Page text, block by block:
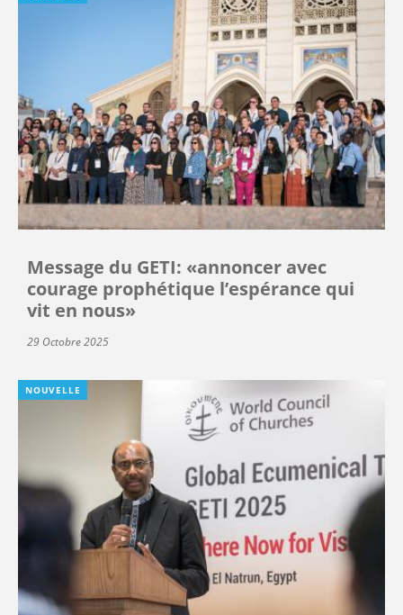
Message du GETI: «annoncer avec
courage prophétique l’espérance qui
vit en nous»
29 Octobre 2025
NOUVELLE